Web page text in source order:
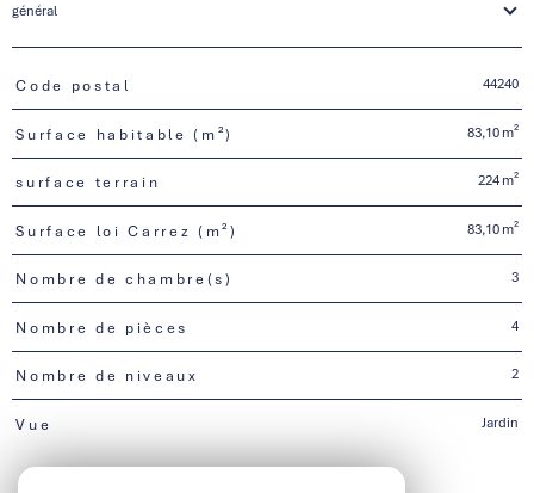
général
TRAD_PAMPERO_Caracteristique
Code postal 44240
Surface habitable (m²) 83,10 m²
surface terrain 224 m²
Surface loi Carrez (m²) 83,10 m²
Nombre de chambre(s) 3
Nombre de pièces 4
Nombre de niveaux 2
Vue Jardin